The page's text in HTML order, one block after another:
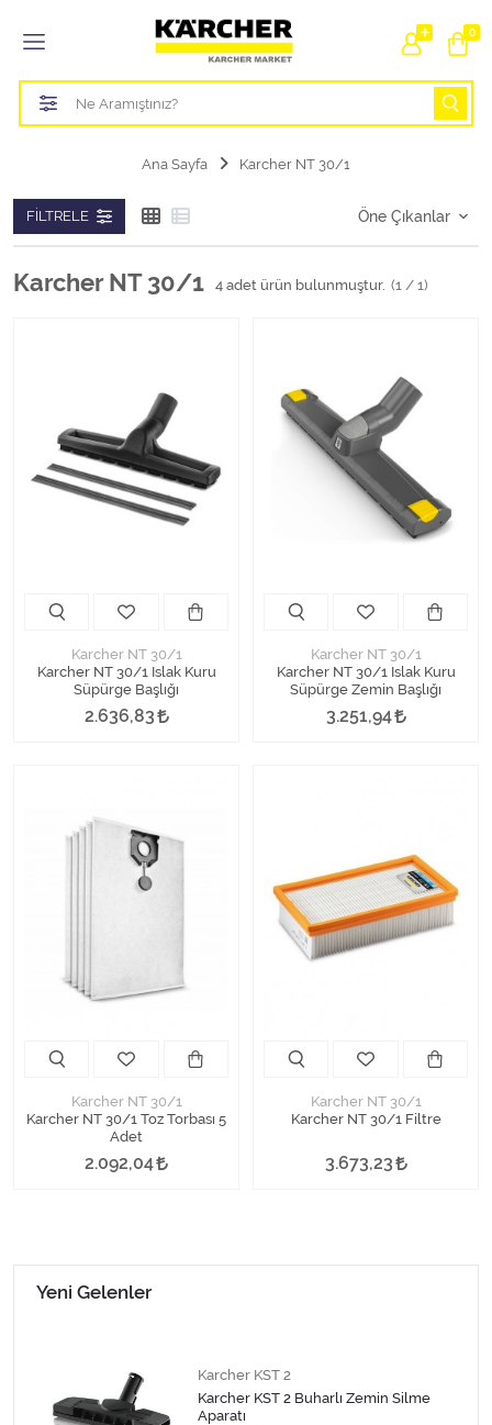
0
Tüm Kategoriler
Bahçe Sulama Ürünleri
Zemin Silme Makine Parçaları
Halı Yıkama Makine Parçaları
Zemin Temizlik Makine Parçaları
Kimyasallar Deterjanlar
Ana Sayfa Karcher NT 30/1
FILTRELE
Karcher NT 30/1 4 adet ürün bulunmuştur. (1 / 1)
Karcher NT 30/1
Karcher NT 30/1 Islak Kuru
Süpürge Başlığı
2.636,83
Karcher NT 30/1
Karcher NT 30/1 Islak Kuru
Süpürge Zemin Başlığı
3.251,94
Karcher NT 30/1
Karcher NT 30/1 Toz Torbası 5
Adet
2.092,04
Karcher NT 30/1
Karcher NT 30/1 Filtre
3.673,23
Yeni Gelenler
Karcher KST 2
Karcher KST 2 Buharlı Zemin Silme
Aparatı